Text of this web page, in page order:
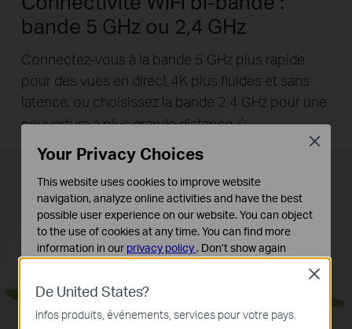
bande 5 GHz ou 2,4 GHz
Connectez-vous à la bande 5 GHz plus rapide
pour des vues en direct 4K plus fluides et sans
latence, ou choisissez la bande 2,4 GHz pour une
couverture à plus grande distance.△